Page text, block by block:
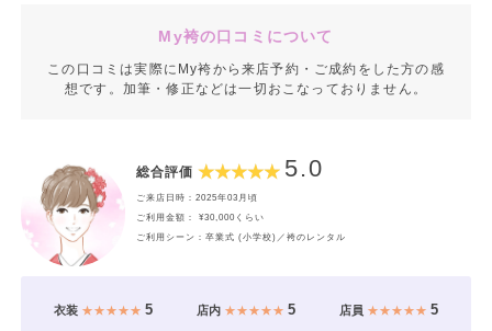
My袴の口コミについて
この口コミは実際にMy袴から来店予約・ご成約をした方の感
想です。加筆・修正などは一切おこなっておりません。
総合評価 5.0
ご来店日時：2025年03月頃
ご利用金額： ¥30,000くらい
ご利用シーン：卒業式 (小学校)／袴のレンタル
衣装★★★★★ 5 店内★★★★★ 5 店員 ★★★★★5